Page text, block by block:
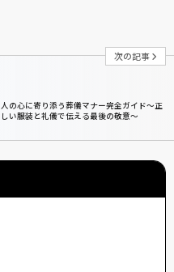
次の記事
人の心に寄り添う葬儀マナー完全ガイド〜正
しい服装と礼儀で伝える最後の敬意〜